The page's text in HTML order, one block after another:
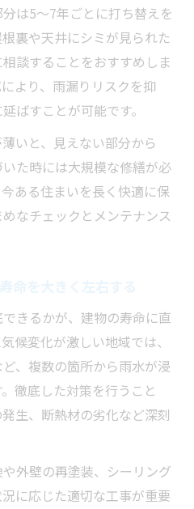
は5～7年ごとに打ち替えを
裏や天井にシミが見られた
談することをおすすめしま
より、雨漏りリスクを抑
ばすことが可能です。
いと、見えない部分から
た時には大規模な修繕が必
ある住まいを長く快適に保
なチェックとメンテナンス
きるかが、建物の寿命に直
候変化が激しい地域では、
、複数の箇所から雨水が浸
徹底した対策を行うこと
生、断熱材の劣化など深刻
外壁の再塗装、シーリング
に応じた適切な工事が重要